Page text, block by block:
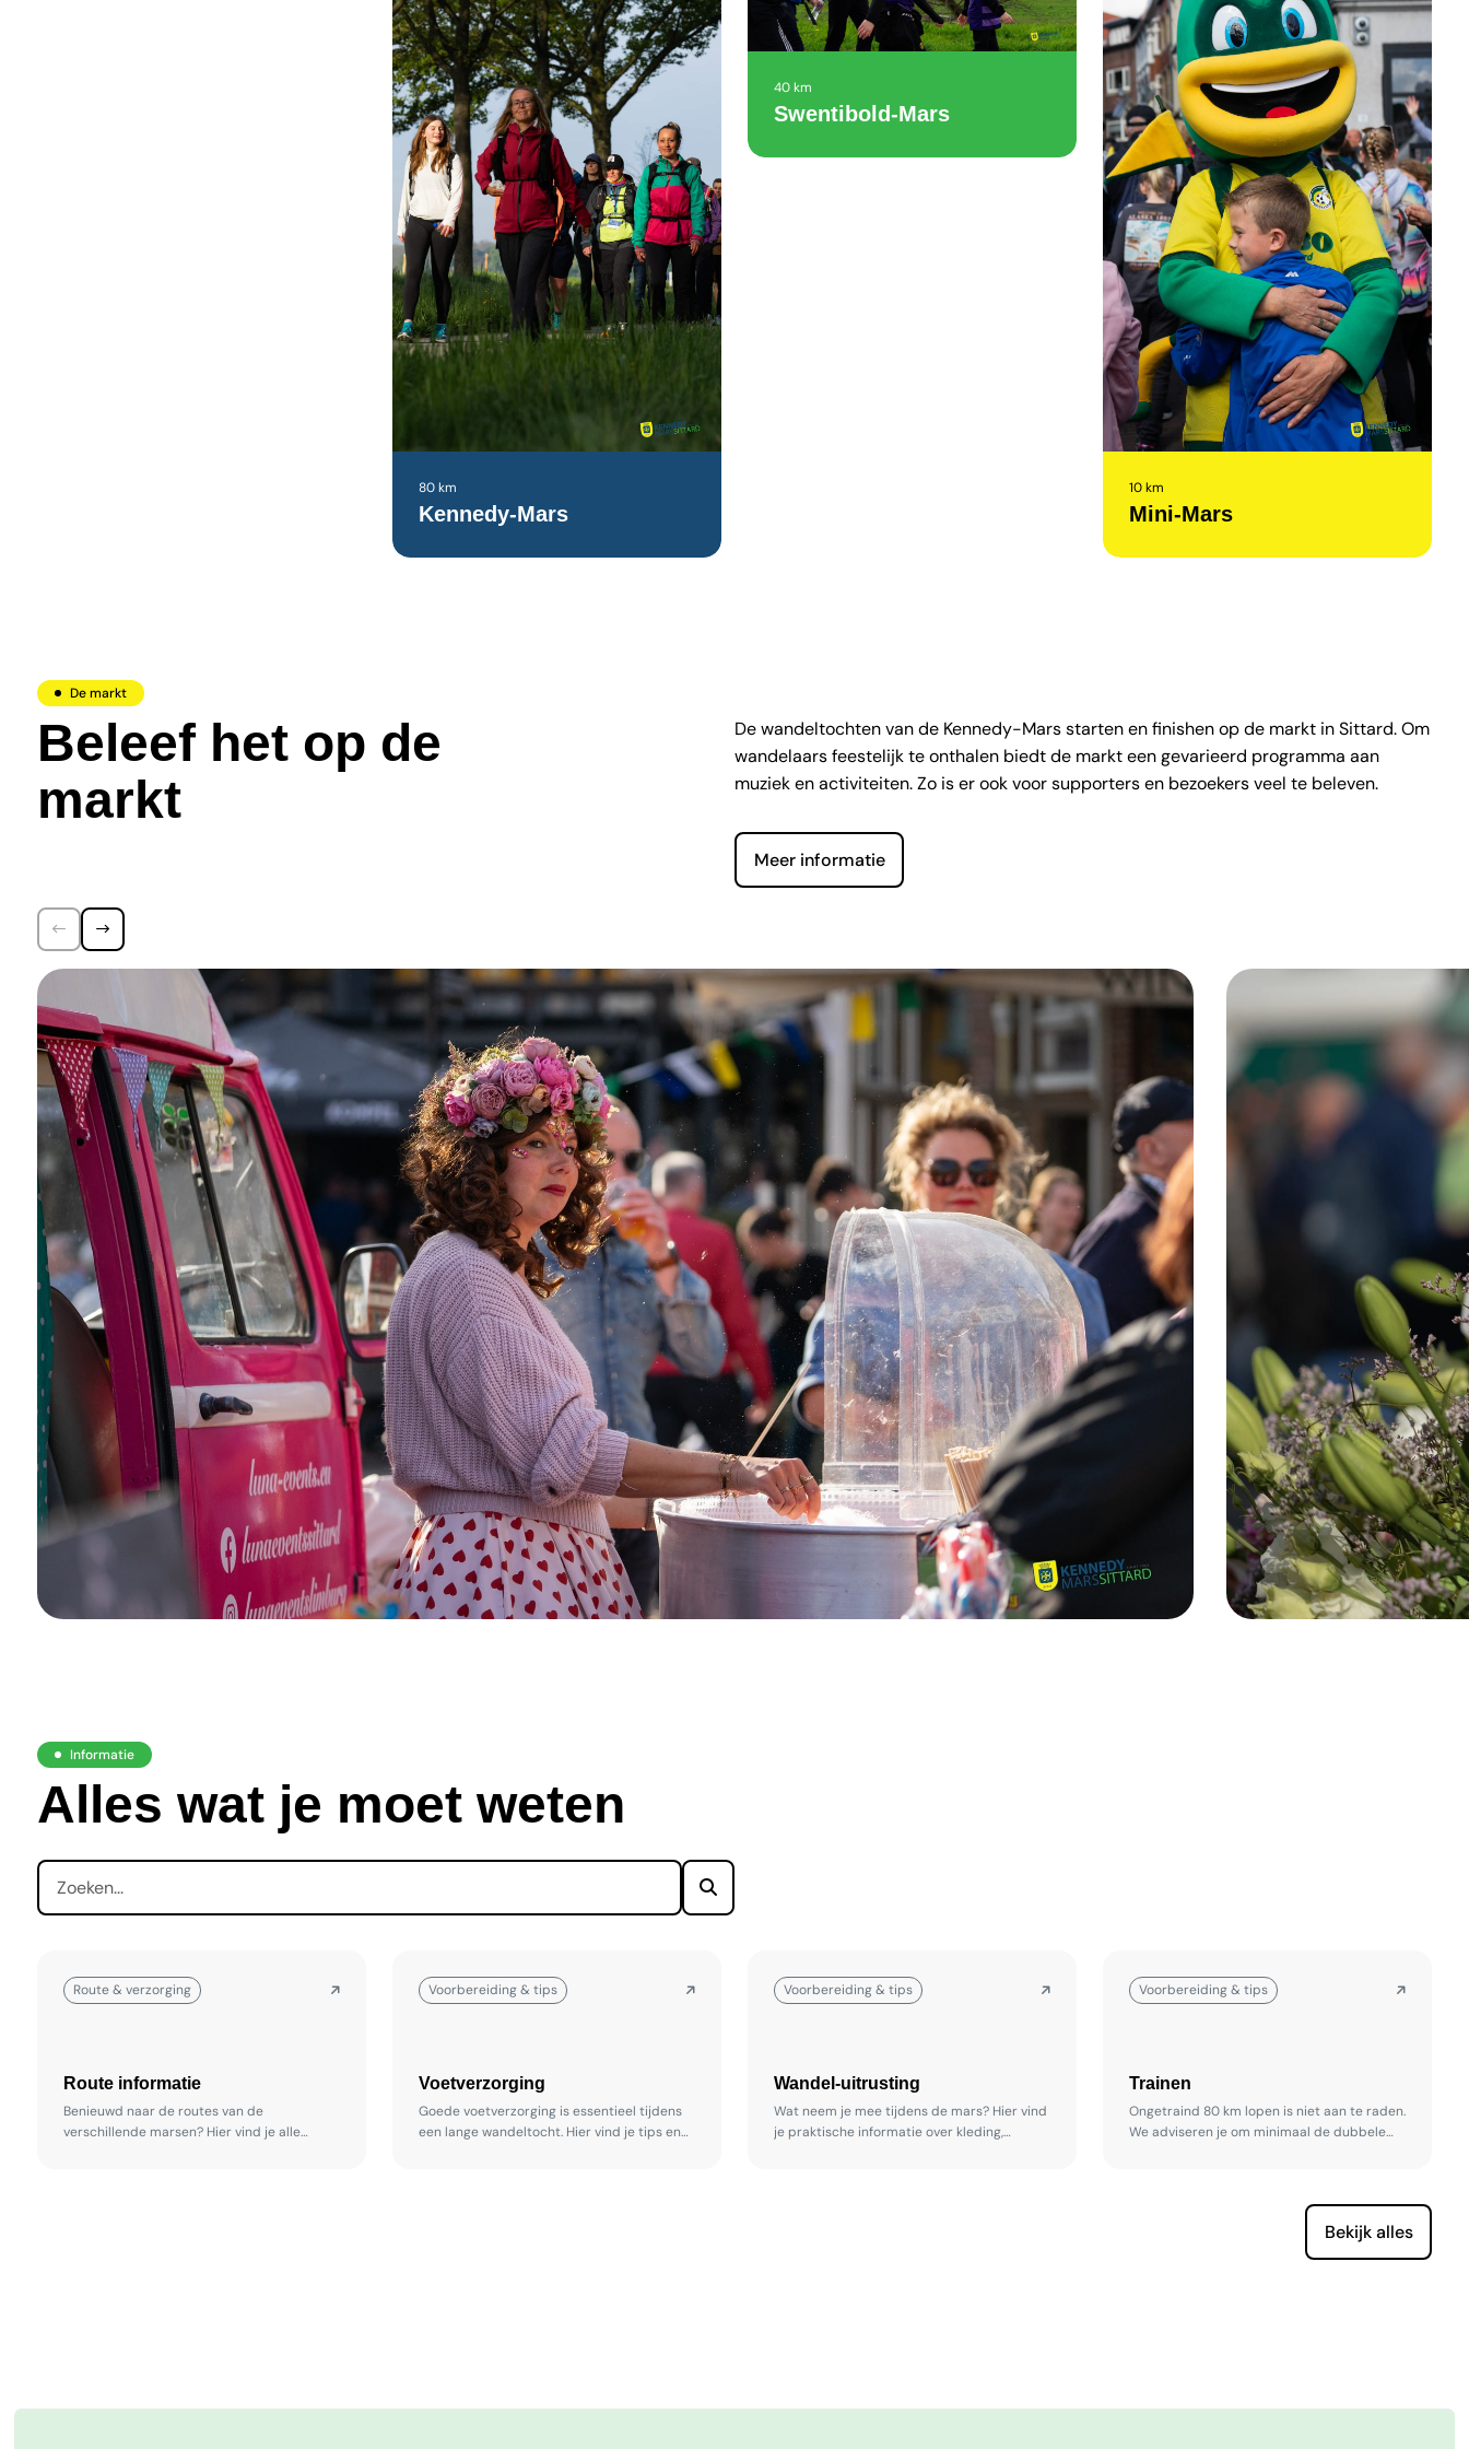
80 km
Kennedy-Mars
40 km
Swentibold-Mars
10 km
Mini-Mars
De markt
Beleef het op de
markt
De wandeltochten van de Kennedy-Mars starten en finishen op de markt in Sittard. Om
wandelaars feestelijk te onthalen biedt de markt een gevarieerd programma aan
muziek en activiteiten. Zo is er ook voor supporters en bezoekers veel te beleven.
Meer informatie
Informatie
Alles wat je moet weten
Route & verzorging
Route informatie
Benieuwd naar de routes van de
verschillende marsen? Hier vind je alle
Voorbereiding & tips
Voetverzorging
Goede voetverzorging is essentieel tijdens
een lange wandeltocht. Hier vind je tips en
Voorbereiding & tips
Wandel-uitrusting
Wat neem je mee tijdens de mars? Hier vind
je praktische informatie over kleding,
Voorbereiding & tips
Trainen
Ongetraind 80 km lopen is niet aan te raden.
We adviseren je om minimaal de dubbele
Bekijk alles